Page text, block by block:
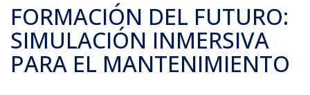
FORMACIÓN DEL FUTURO:
SIMULACIÓN INMERSIVA
PARA EL MANTENIMIENTO